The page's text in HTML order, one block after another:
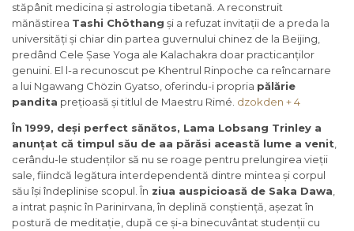
stăpânit medicina și astrologia tibetană. A reconstruit
mănăstirea Tashi Chöthang și a refuzat invitații de a preda la
universități și chiar din partea guvernului chinez de la Beijing,
predând Cele Șase Yoga ale Kalachakra doar practicanților
genuini. El l-a recunoscut pe Khentrul Rinpoche ca reîncarnare
a lui Ngawang Chözin Gyatso, oferindu-i propria pălărie
pandita prețioasă și titlul de Maestru Rimé. dzokden + 4
În 1999, deși perfect sănătos, Lama Lobsang Trinley a
anunțat că timpul său de aa părăsi această lume a venit,
cerându-le studenților să nu se roage pentru prelungirea vieții
sale, fiindcă legătura interdependentă dintre mintea și corpul
său își îndeplinise scopul. În ziua auspicioasă de Saka Dawa,
a intrat pașnic în Parinirvana, în deplină conștiență, așezat în
postură de meditație, după ce și-a binecuvântat studenții cu